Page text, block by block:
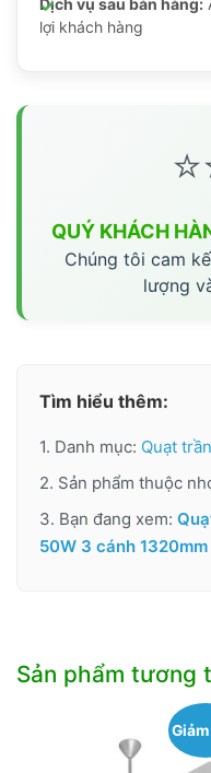
lợi khách hàng
QUÝ KHÁCH
Chúng tôi cam
lượng
Tìm hiểu thêm:
1. Danh mục: Quạt trần
2. Sản phẩm thuộc
3. Bạn đang xem:
50W 3 cánh 1320mm
Sản phẩm tương